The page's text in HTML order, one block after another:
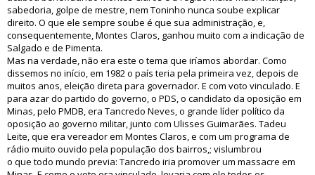
sabedoria, golpe de mestre, nem Toninho nunca soube explicar
direito. O que ele sempre soube é que sua administração, e,
consequentemente, Montes Claros, ganhou muito com a indicação de
Salgado e de Pimenta.
Mas na verdade, não era este o tema que iríamos abordar. Como
dissemos no início, em 1982 o país teria pela primeira vez, depois de
muitos anos, eleição direta para governador. E com voto vinculado. E
para azar do partido do governo, o PDS, o candidato da oposição em
Minas, pelo PMDB, era Tancredo Neves, o grande líder político da
oposição ao governo militar, junto com Ulisses Guimarães. Tadeu
Leite, que era vereador em Montes Claros, e com um programa de
rádio muito ouvido pela população dos bairros,; vislumbrou
o que todo mundo previa: Tancredo iria promover um massacre em